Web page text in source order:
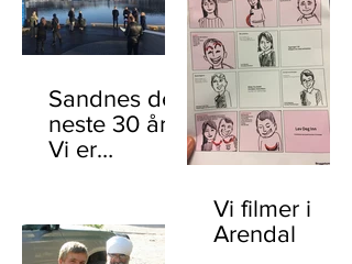
Sandnes de
neste 30 år?
Vi er
mulighedsstu
die
Vi filmer i
Arendal